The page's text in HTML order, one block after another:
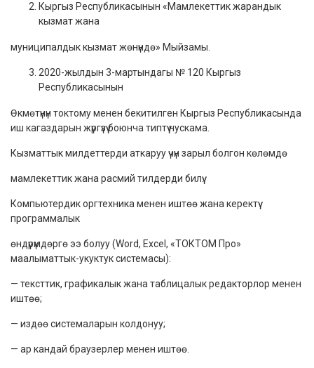
Кыргыз Республикасынын «Мамлекеттик жарандык
кызмат жана
муниципалдык кызмат жөнүндө» Мыйзамы.
2020-жылдын 3-мартындагы № 120 Кыргыз
Республикасынын
Өкмөтүнүн токтому менен бекитилген Кыргыз Республикасында
иш кагаздарын жүргүзүү боюнча типтүү нускама.
Кызматтык милдеттерди аткаруу үчүн зарыл болгон көлөмдө
мамлекеттик жана расмий тилдерди билүү.
Компьютердик оргтехника менен иштөө жана керектүү
программалык
өндүрүмдөргө ээ болуу (Word, Excel, «ТОКТОМ Про»
маалыматтык-укуктук системасы):
— тексттик, графикалык жана таблицалык редакторлор менен
иштөө;
— издөө системаларын колдонуу;
— ар кандай браузерлер менен иштөө.